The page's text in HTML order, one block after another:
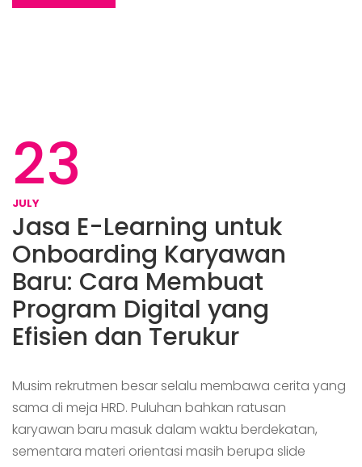
23
JULY
Jasa E-Learning untuk
Onboarding Karyawan
Baru: Cara Membuat
Program Digital yang
Efisien dan Terukur
Musim rekrutmen besar selalu membawa cerita yang
sama di meja HRD. Puluhan bahkan ratusan
karyawan baru masuk dalam waktu berdekatan,
sementara materi orientasi masih berupa slide